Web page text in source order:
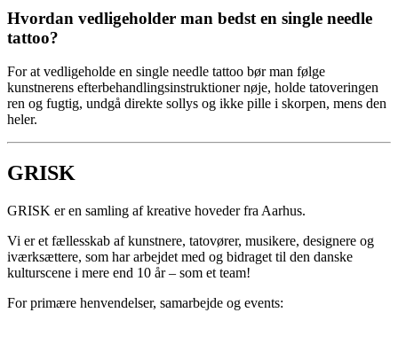
Hvordan vedligeholder man bedst en single needle
tattoo?
For at vedligeholde en single needle tattoo bør man følge
kunstnerens efterbehandlingsinstruktioner nøje, holde tatoveringen
ren og fugtig, undgå direkte sollys og ikke pille i skorpen, mens den
heler.
GRISK
GRISK er en samling af kreative hoveder fra Aarhus.
Vi er et fællesskab af kunstnere, tatovører, musikere, designere og
iværksættere, som har arbejdet med og bidraget til den danske
kulturscene i mere end 10 år – som et team!
For primære henvendelser, samarbejde og events: